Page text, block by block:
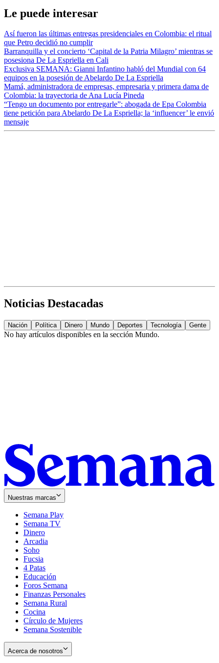
Le puede interesar
Así fueron las últimas entregas presidenciales en Colombia: el ritual
que Petro decidió no cumplir
Barranquilla y el concierto ‘Capital de la Patria Milagro’ mientras se
posesiona De La Espriella en Cali
Exclusiva SEMANA: Gianni Infantino habló del Mundial con 64
equipos en la posesión de Abelardo De La Espriella
Mamá, administradora de empresas, empresaria y primera dama de
Colombia: la trayectoria de Ana Lucía Pineda
“Tengo un documento por entregarle”: abogada de Epa Colombia
tiene petición para Abelardo De La Espriella; la ‘influencer’ le envió
mensaje
Noticias Destacadas
Nación Política Dinero Mundo Deportes Tecnología Gente
No hay artículos disponibles en la sección Mundo.
Nuestras marcas
Semana Play
Semana TV
Dinero
Arcadia
Soho
in
new
window
Fucsia
in
new
window
4 Patas
Educación
Foros Semana
Finanzas Personales
Semana Rural
Cocina
Círculo de Mujeres
Semana Sostenible
Acerca de nosotros